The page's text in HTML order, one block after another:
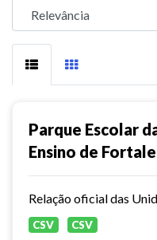
Parque Escolar
Ensino de
CSV CSV